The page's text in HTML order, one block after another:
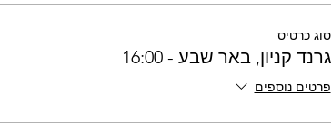
סוג כרטיס
גרנד קניון, באר שבע - 16:00
פרטים נוספים